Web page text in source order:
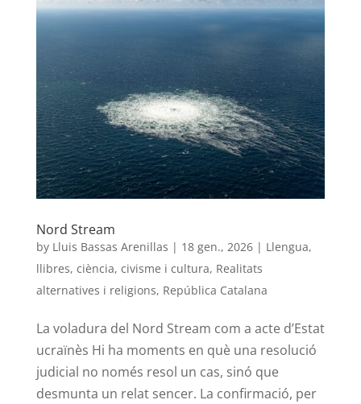
Nord Stream
by Lluis Bassas Arenillas | 18 gen., 2026| Llengua,
llibres, ciència, civisme i cultura, Realitats
alternatives i religions, República Catalana
La voladura del Nord Stream com a acte d’Estat
ucraïnès Hi ha moments en què una resolució
judicial no només resol un cas, sinó que
desmunta un relat sencer. La confirmació, per